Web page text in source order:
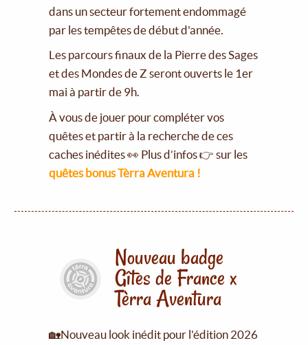
dans un secteur fortement endommagé
par les tempêtes de début d'année.
Les parcours finaux de la Pierre des Sages
et des Mondes de Z seront ouverts le 1er
mai à partir de 9h.
À vous de jouer pour compléter vos
quêtes et partir à la recherche de ces
caches inédites 👀 Plus d’infos 👉 sur les
quêtes bonus Tèrra Aventura !
Nouveau badge
Gîtes de France x
Tèrra Aventura
🏡Nouveau look inédit pour l'édition 2026